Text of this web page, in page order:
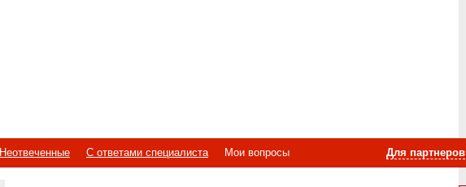
Для партнеров
Неотвеченные С ответами специалиста
Мои вопросы